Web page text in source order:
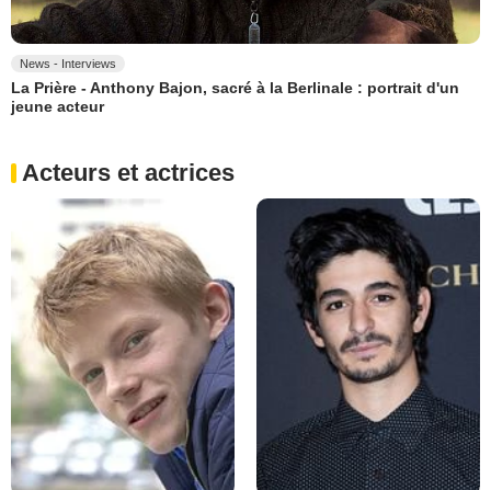
News - Interviews
La Prière - Anthony Bajon, sacré à la Berlinale : portrait d'un
jeune acteur
Acteurs et actrices